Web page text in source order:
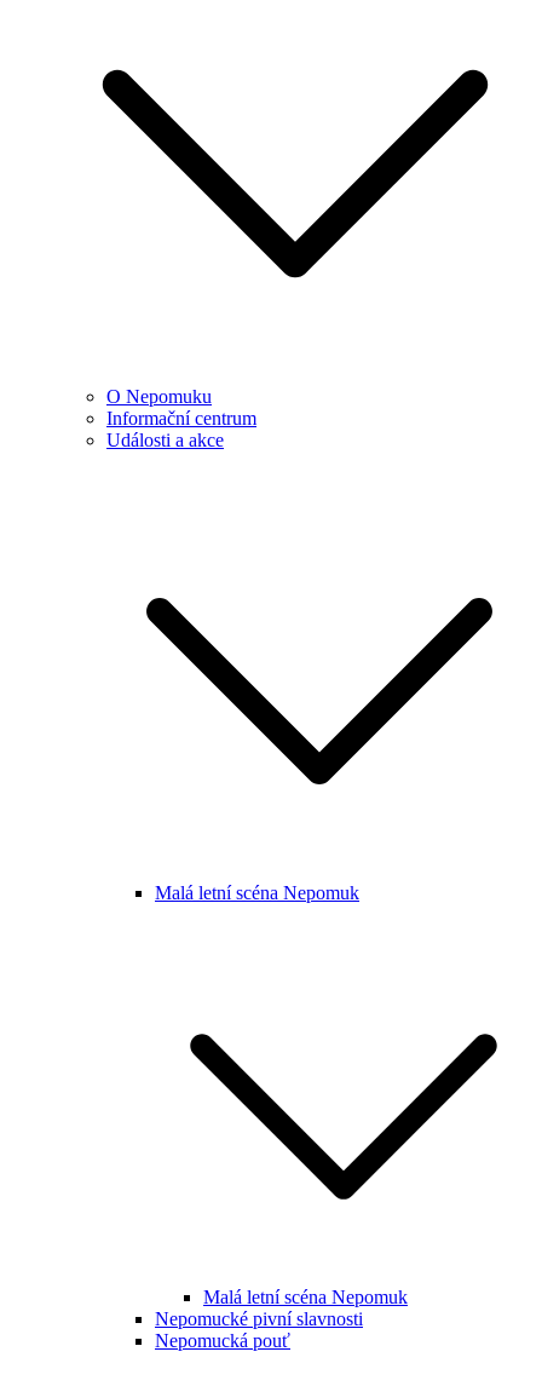
O Nepomuku
Informační centrum
Události a akce
Malá letní scéna Nepomuk
Malá letní scéna Nepomuk
Nepomucké pivní slavnosti
Nepomucká pouť